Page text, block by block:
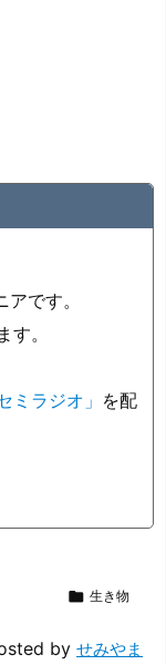
です。
。
ミラジオ」 を配
 生き物
by せみやま